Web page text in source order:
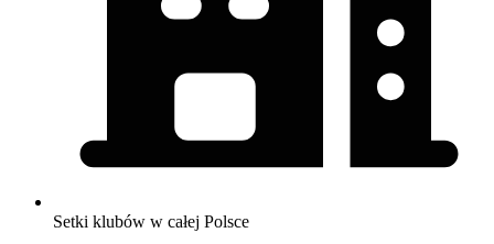
Setki klubów w całej Polsce